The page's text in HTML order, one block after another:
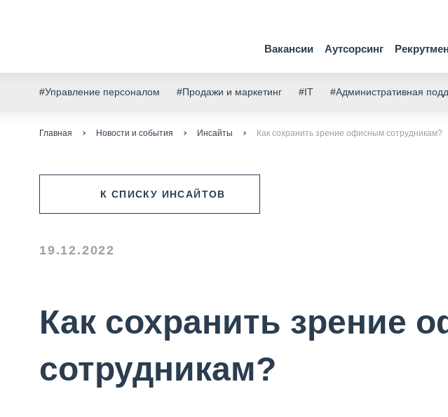
Вакансии Аутсорсинг
#Управление персоналом #Продажи и маркетинг #IT #Административная
Главная Новости и события Инсайты Как сохранить зрение офисным сотрудникам?
К СПИСКУ ИНСАЙТОВ
19.12.2022
Как сохранить зрение
сотрудникам?